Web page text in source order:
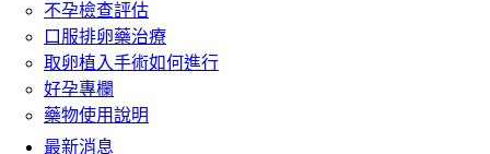
不孕檢查評估
口服排卵藥治療
取卵植入手術如何進行
好孕專欄
藥物使用說明
最新消息